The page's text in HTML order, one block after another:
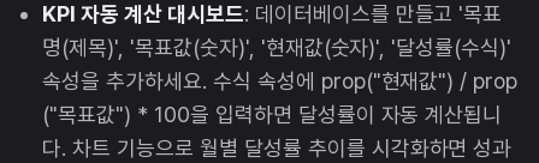
KPI 자동 계산 대시보드: 데이터베이스를 만들고 '목표
명(제목)', '목표값(숫자)', '현재값(숫자)', '달성률(수식)'
속성을 추가하세요. 수식 속성에 prop("현재값") / prop
("목표값") * 100을 입력하면 달성률이 자동 계산됩니
다. 차트 기능으로 월별 달성률 추이를 시각화하면 성과